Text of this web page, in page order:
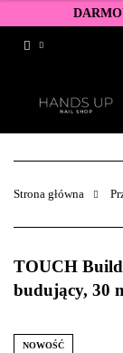
Strona główna
TOUCH
budujący, 30
NOWOŚĆ